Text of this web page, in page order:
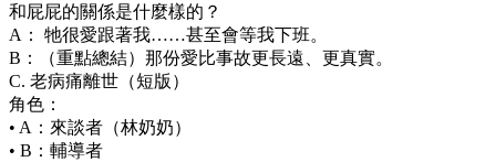
和屁屁的關係是什麼樣的？
A： 牠很愛跟著我……甚至會等我下班。
B：（重點總結）那份愛比事故更長遠、更真實。
C. 老病痛離世（短版）
角色：
• A：來談者（林奶奶）
• B：輔導者